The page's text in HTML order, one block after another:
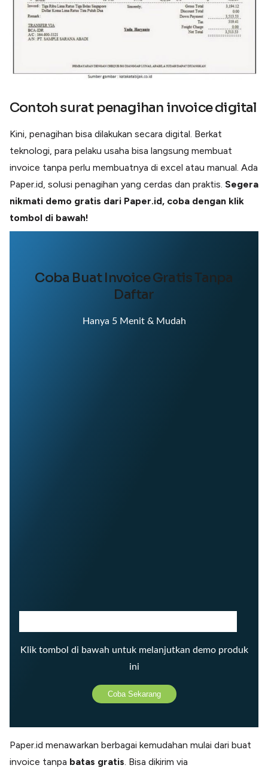
Contoh surat penagihan invoice digital
Kini, penagihan bisa dilakukan secara digital. Berkat
teknologi, para pelaku usaha bisa langsung membuat
invoice tanpa perlu membuatnya di excel atau manual. Ada
Paper.id, solusi penagihan yang cerdas dan praktis. Segera
nikmati demo gratis dari Paper.id, coba dengan klik
tombol di bawah!
Coba Buat Invoice Gratis Tanpa
Daftar
Hanya 5 Menit & Mudah
Klik tombol di bawah untuk melanjutkan demo produk
ini
Coba Sekarang
Paper.id menawarkan berbagai kemudahan mulai dari buat
invoice tanpa batas gratis . Bisa dikirim via